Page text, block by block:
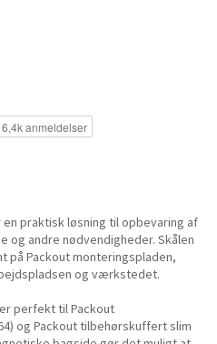
en praktisk løsning til opbevaring af
og andre nødvendigheder. Skålen
på Packout monteringspladen,
og værkstedet.
perfekt til Packout
og Packout tilbehørskuffert slim